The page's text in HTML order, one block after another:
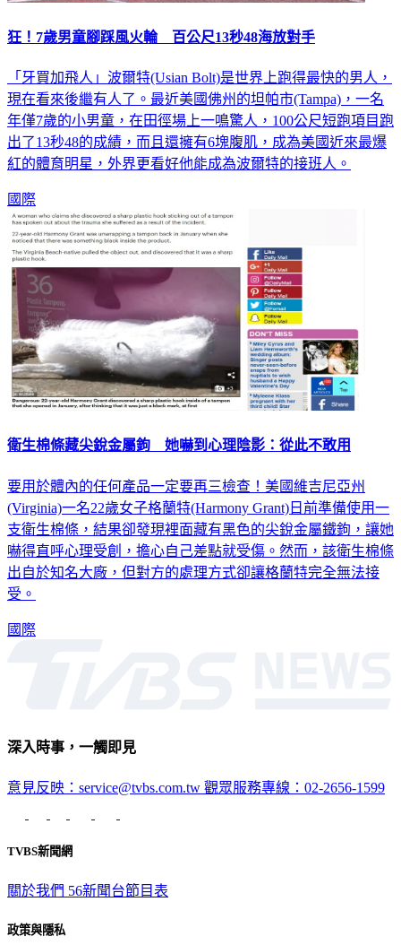
狂！7歲男童腳踩風火輪 百公尺13秒48海放對手
「牙買加飛人」波爾特(Usian Bolt)是世界上跑得最快的男人，
現在看來後繼有人了。最近美國佛州的坦帕市(Tampa)，一名
年僅7歲的小男童，在田徑場上一鳴驚人，100公尺短跑項目跑
出了13秒48的成績，而且還擁有6塊腹肌，成為美國近來最爆
紅的體育明星，外界更看好他能成為波爾特的接班人。
國際
衛生棉條藏尖銳金屬鉤 她嚇到心理陰影：從此不敢用
要用於體內的任何產品一定要再三檢查！美國維吉尼亞州
(Virginia)一名22歲女子格蘭特(Harmony Grant)日前準備使用一
支衛生棉條，結果卻發現裡面藏有黑色的尖銳金屬鐵鉤，讓她
嚇得直呼心理受創，擔心自己差點就受傷。然而，該衛生棉條
出自於知名大廠，但對方的處理方式卻讓格蘭特完全無法接
受。
國際
深入時事，一觸即見
意見反映：service@tvbs.com.tw 觀眾服務專線：02-2656-1599
TVBS新聞網
關於我們 56新聞台節目表
政策與隱私